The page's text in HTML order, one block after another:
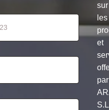
sur
les
et
par